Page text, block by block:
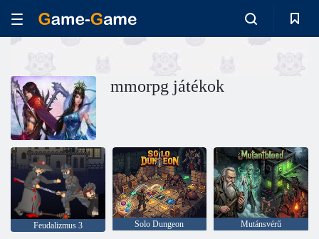
mmorpg játékok
Feudalizmus 3 Solo Dungeon Mutánsvérű